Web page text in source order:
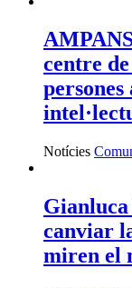
centre
Notícies
canviar
miren el